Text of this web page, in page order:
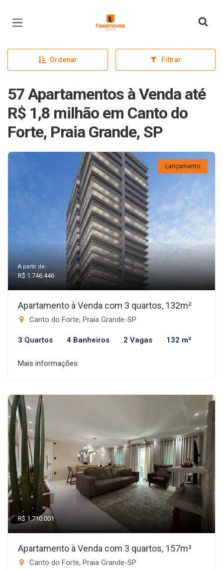
Página inicial
Ordenar Filtrar
57 Apartamentos à Venda até
R$ 1,8 milhão em Canto do
Forte, Praia Grande, SP
Lançamento
A partir de:
R$ 1.746.446
Apartamento à Venda com 3 quartos, 132m²
Canto do Forte, Praia Grande-SP
3 Quartos 4 Banheiros 2 Vagas 132 m²
Mais informações
R$ 1.710.001
Apartamento à Venda com 3 quartos, 157m²
Canto do Forte, Praia Grande-SP